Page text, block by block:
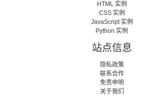
HTML 实例
CSS 实例
JavaScript 实例
Python 实例
站点信息
隐私政策
联系合作
免责申明
关于我们